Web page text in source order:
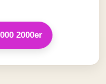
2000er